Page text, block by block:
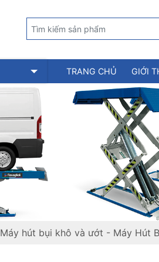
TRANG CHỦ GIỚI
Máy hút bụi khô và ướt - Máy Hút